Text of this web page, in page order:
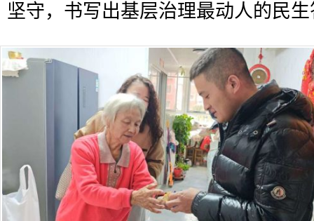
坚守，书写出基层治理最动人的民